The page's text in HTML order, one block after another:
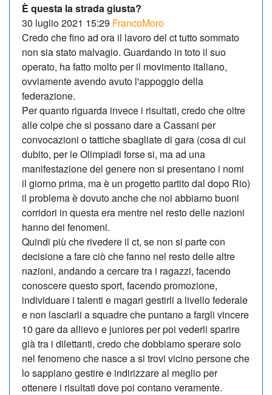
È questa la strada giusta?
30 luglio 2021 15:29 FrancoMoro
Credo che fino ad ora il lavoro del ct tutto sommato
non sia stato malvagio. Guardando in toto il suo
operato, ha fatto molto per il movimento italiano,
ovviamente avendo avuto l'appoggio della
federazione.
Per quanto riguarda invece i risultati, credo che oltre
alle colpe che si possano dare a Cassani per
convocazioni o tattiche sbagliate di gara (cosa di cui
dubito, per le Olimpiadi forse si, ma ad una
manifestazione del genere non si presentano i nomi
il giorno prima, ma è un progetto partito dal dopo Rio)
il problema è dovuto anche che noi abbiamo buoni
corridori in questa era mentre nel resto delle nazioni
hanno dei fenomeni.
Quindi più che rivedere il ct, se non si parte con
decisione a fare ciò che fanno nel resto delle altre
nazioni, andando a cercare tra i ragazzi, facendo
conoscere questo sport, facendo promozione,
individuare i talenti e magari gestirli a livello federale
e non lasciarli a squadre che puntano a fargli vincere
10 gare da allievo e juniores per poi vederli sparire
già tra i dilettanti, credo che dobbiamo sperare solo
nel fenomeno che nasce a si trovi vicino persone che
lo sappiano gestire e indirizzare al meglio per
ottenere i risultati dove poi contano veramente.